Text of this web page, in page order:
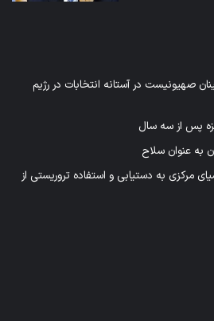
صهیونیست در آستانه انتخابات در رژیم
به عنوان سلاح
مرکزی به دستیابی و استفاده تروریستی از